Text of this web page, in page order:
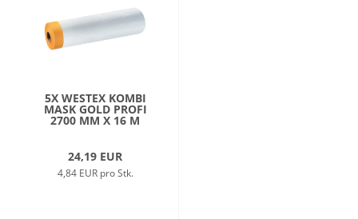
5X WESTEX KOMBI
MASK GOLD PROFI
2700 MM X 16 M
24,19 EUR
4,84 EUR pro Stk.